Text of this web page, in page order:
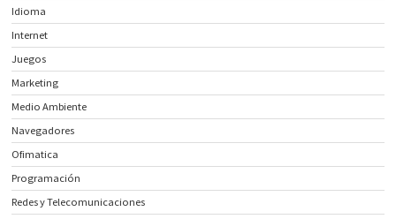
Idioma
Internet
Juegos
Marketing
Medio Ambiente
Navegadores
Ofimatica
Programación
Redes y Telecomunicaciones